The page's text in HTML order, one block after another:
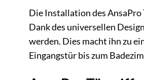
Die Installation des
Dank des universellen
werden. Dies macht ihn zu
Eingangstür bis zum